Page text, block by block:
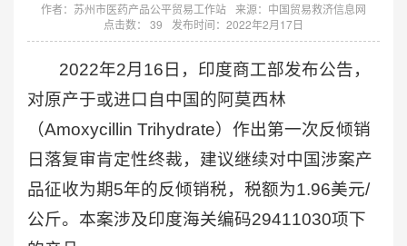
作者：苏州市医药产品公平贸易工作站 来源：中国贸易救济信息网
点击数： 39
发布时间：2022年2月17日
2022年2月16日，印度商工部发布公告，
对原产于或进口自中国的阿莫西林
（Amoxycillin Trihydrate）作出第一次反倾销
日落复审肯定性终裁，建议继续对中国涉案产
品征收为期5年的反倾销税，税额为1.96美元/
公斤。本案涉及印度海关编码29411030项下